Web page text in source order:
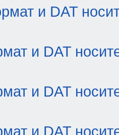
и DAT
и DAT
и DAT
и DAT